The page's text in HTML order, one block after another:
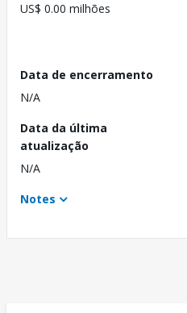
US$ 0.00 milhões
Data de encerramento
N/A
Data da última
atualização
N/A
Notes